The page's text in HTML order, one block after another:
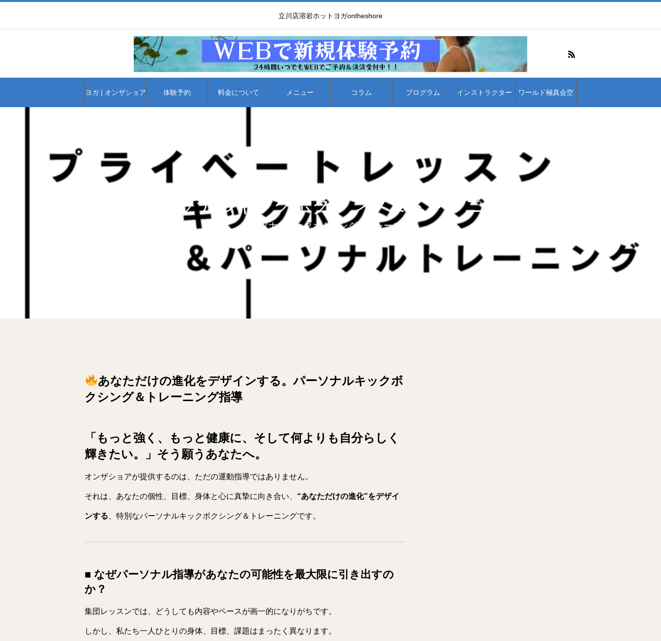
立川店溶岩ホットヨガontheshore
ヨガ | オンザショア 体験予約 料金について メニュー コラム プログラム インストラクター ワールド極真会空
パーソナルキックボクシング＆トレーニング
パーソナルキックボクシング＆トレーニング
あなただけの進化をデザインする。パーソナルキックボ
クシング＆トレーニング指導
「もっと強く、もっと健康に、そして何よりも自分らしく
輝きたい。」そう願うあなたへ。
オンザショアが提供するのは、ただの運動指導ではありません。
それは、あなたの個性、目標、身体と心に真摯に向き合い、 “あなただけの進化”をデザイ
ンする 、特別なパーソナルキックボクシング＆トレーニングです。
■ なぜパーソナル指導があなたの可能性を最大限に引き出すの
か？
集団レッスンでは、どうしても内容やペースが画一的になりがちです。
しかし、私たち一人ひとりの身体、目標、課題はまったく異なります。